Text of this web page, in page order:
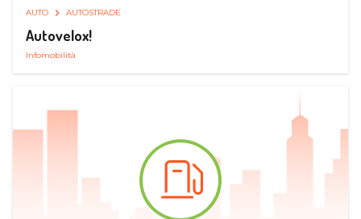
AUTO AUTOSTRADE
Autovelox!
Infomobilità